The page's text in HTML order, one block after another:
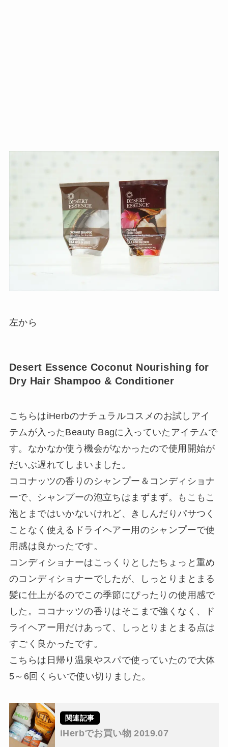
左から
Desert Essence Coconut Nourishing for
Dry Hair Shampoo & Conditioner
こちらはiHerbのナチュラルコスメのお試しアイ
テムが入ったBeauty Bagに入っていたアイテムで
す。なかなか使う機会がなかったので使用開始が
だいぶ遅れてしまいました。
ココナッツの香りのシャンプー＆コンディショナ
ーで、シャンプーの泡立ちはまずまず。もこもこ
泡とまではいかないけれど、きしんだりパサつく
ことなく使えるドライヘアー用のシャンプーで使
用感は良かったです。
コンディショナーはこっくりとしたちょっと重め
のコンディショナーでしたが、しっとりまとまる
髪に仕上がるのでこの季節にぴったりの使用感で
した。ココナッツの香りはそこまで強くなく、ド
ライヘアー用だけあって、しっとりまとまる点は
すごく良かったです。
こちらは日帰り温泉やスパで使っていたので大体
5～6回くらいで使い切りました。
iHerbでお買い物 2019.07